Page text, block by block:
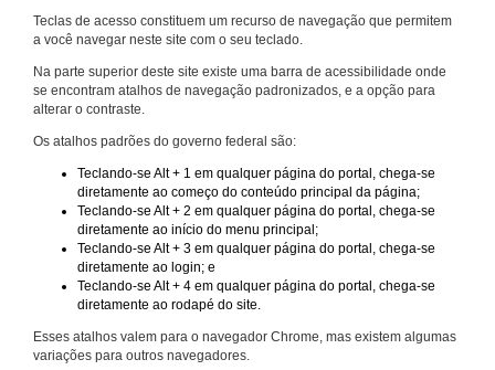
Teclas de acesso constituem um recurso de navegação que permitem
a você navegar neste site com o seu teclado.
Na parte superior deste site existe uma barra de acessibilidade onde
se encontram atalhos de navegação padronizados, e a opção para
alterar o contraste.
Os atalhos padrões do governo federal são:
Teclando-se Alt + 1 em qualquer página do portal, chega-se
diretamente ao começo do conteúdo principal da página;
Teclando-se Alt + 2 em qualquer página do portal, chega-se
diretamente ao início do menu principal;
Teclando-se Alt + 3 em qualquer página do portal, chega-se
diretamente ao login; e
Teclando-se Alt + 4 em qualquer página do portal, chega-se
diretamente ao rodapé do site.
Esses atalhos valem para o navegador Chrome, mas existem algumas
variações para outros navegadores.